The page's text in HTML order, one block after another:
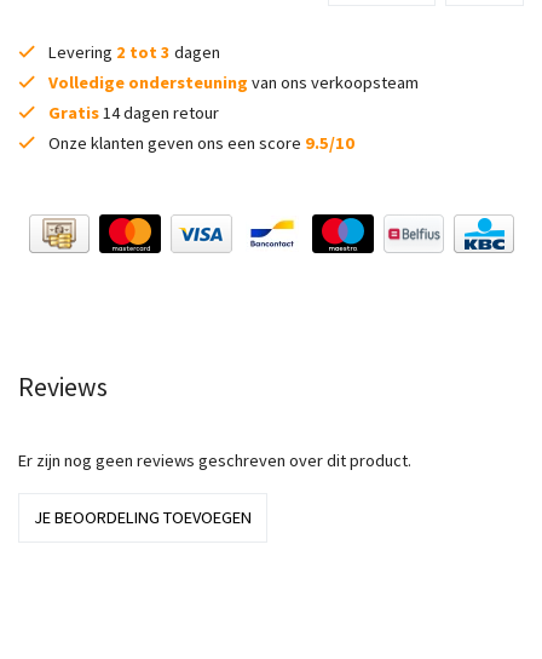
Levering 2 tot 3 dagen
Volledige ondersteuning van ons verkoopsteam
Gratis14 dagen retour
Onze klanten geven ons een score 9.5/10
Reviews
Er zijn nog geen reviews geschreven over dit product.
JE BEOORDELING TOEVOEGEN